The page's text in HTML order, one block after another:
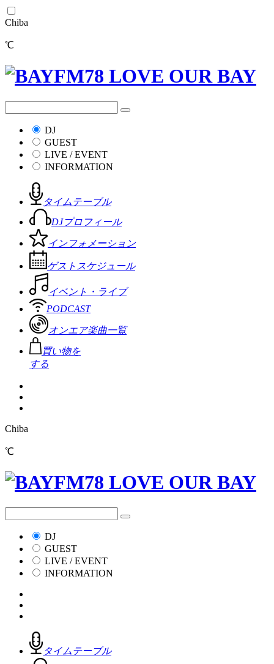
Chiba
℃
DJ
GUEST
LIVE / EVENT
INFORMATION
タイムテーブル
DJプロフィール
インフォメーション
ゲストスケジュール
イベント・ライブ
PODCAST
オンエア楽曲一覧
買い物を
する
Chiba
℃
DJ
GUEST
LIVE / EVENT
INFORMATION
タイムテーブル